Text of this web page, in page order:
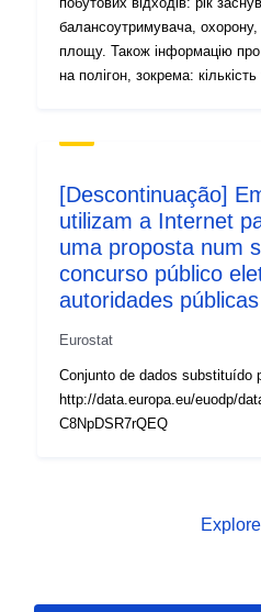
балансоутримувача,
площу. Також інформацію
на полігон, зокрема:
[Descontinuação]
utilizam a Internet
uma proposta num
concurso público
autoridades públicas
Eurostat
Conjunto de dados substituído
http://data.europa.eu/euodp/
C8NpDSR7rQEQ